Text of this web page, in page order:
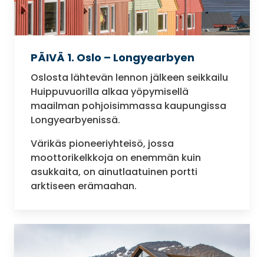
PÄIVÄ 1. Oslo – Longyearbyen
Oslosta lähtevän lennon jälkeen seikkailu
Huippuvuorilla alkaa yöpymisellä
maailman pohjoisimmassa kaupungissa
Longyearbyenissä.
Värikäs pioneeriyhteisö, jossa
moottorikelkkoja on enemmän kuin
asukkaita, on ainutlaatuinen portti
arktiseen erämaahan.